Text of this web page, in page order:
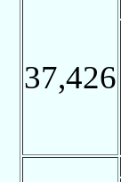
37,426